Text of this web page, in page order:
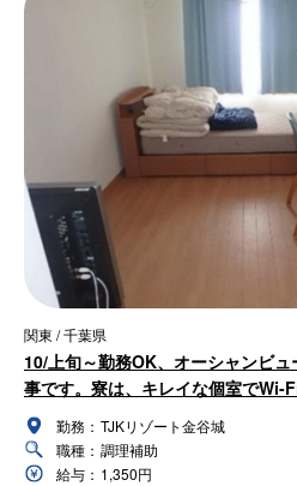
関東 / 千葉県
10/上旬～勤務OK、オーシャンビ
事です。寮は、キレイな個室でWi-
勤務： TJKリゾート金谷城
職種： 調理補助
給与： 1,350円